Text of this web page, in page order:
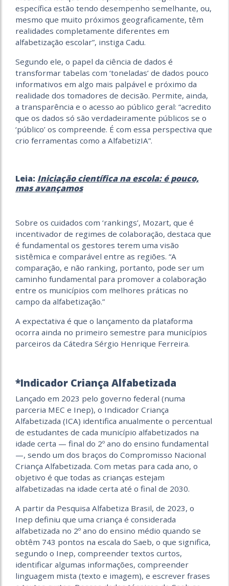
específica estão tendo desempenho semelhante, ou,
mesmo que muito próximos geograficamente, têm
realidades completamente diferentes em
alfabetização escolar”, instiga Cadu.
Segundo ele, o papel da ciência de dados é
transformar tabelas com ‘toneladas’ de dados pouco
informativos em algo mais palpável e próximo da
realidade dos tomadores de decisão. Permite, ainda,
a transparência e o acesso ao público geral: “acredito
que os dados só são verdadeiramente públicos se o
‘público’ os compreende. É com essa perspectiva que
crio ferramentas como a AlfabetizIA”.
Leia: Iniciação científica na escola: é pouco,
mas avançamos
Sobre os cuidados com ‘rankings’, Mozart, que é
incentivador de regimes de colaboração, destaca que
é fundamental os gestores terem uma visão
sistêmica e comparável entre as regiões. “A
comparação, e não ranking, portanto, pode ser um
caminho fundamental para promover a colaboração
entre os municípios com melhores práticas no
campo da alfabetização.”
A expectativa é que o lançamento da plataforma
ocorra ainda no primeiro semestre para municípios
parceiros da Cátedra Sérgio Henrique Ferreira.
*Indicador Criança Alfabetizada
Lançado em 2023 pelo governo federal (numa
parceria MEC e Inep), o Indicador Criança
Alfabetizada (ICA) identifica anualmente o percentual
de estudantes de cada município alfabetizados na
idade certa — final do 2º ano do ensino fundamental
—, sendo um dos braços do Compromisso Nacional
Criança Alfabetizada. Com metas para cada ano, o
objetivo é que todas as crianças estejam
alfabetizadas na idade certa até o final de 2030.
A partir da Pesquisa Alfabetiza Brasil, de 2023, o
Inep definiu que uma criança é considerada
alfabetizada no 2º ano do ensino médio quando se
obtêm 743 pontos na escala do Saeb, o que significa,
segundo o Inep, compreender textos curtos,
identificar algumas informações, compreender
linguagem mista (texto e imagem), e escrever frases